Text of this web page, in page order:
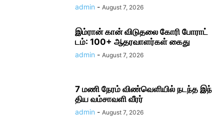
admin - August 7, 2026
இம்ரான் கான் விடுதலை கோரி போராட்​
டம்: 100+ ஆதரவாளர்கள் கைது
admin - August 7, 2026
7 மணி நேரம் விண்​வெளியில் நடந்த இந்​
திய வம்​சாவளி வீரர்
admin - August 7, 2026